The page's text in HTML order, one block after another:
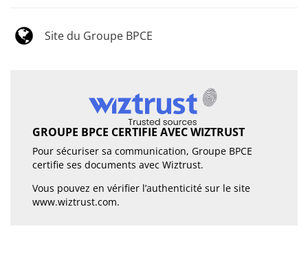
Site du Groupe BPCE
GROUPE BPCE CERTIFIE AVEC WIZTRUST
Pour sécuriser sa communication, Groupe BPCE
certifie ses documents avec Wiztrust.
Vous pouvez en vérifier l’authenticité sur le site
www.wiztrust.com.